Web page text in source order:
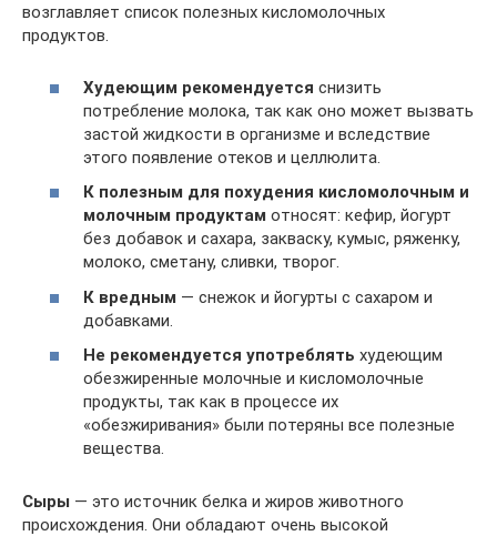
возглавляет список полезных кисломолочных
продуктов.
Худеющим рекомендуется снизить
потребление молока, так как оно может вызвать
застой жидкости в организме и вследствие
этого появление отеков и целлюлита.
К полезным для похудения кисломолочным и
молочным продуктам относят: кефир, йогурт
без добавок и сахара, закваску, кумыс, ряженку,
молоко, сметану, сливки, творог.
К вредным — снежок и йогурты с сахаром и
добавками.
Не рекомендуется употреблять худеющим
обезжиренные молочные и кисломолочные
продукты, так как в процессе их
«обезжиривания» были потеряны все полезные
вещества.
Сыры — это источник белка и жиров животного
происхождения. Они обладают очень высокой